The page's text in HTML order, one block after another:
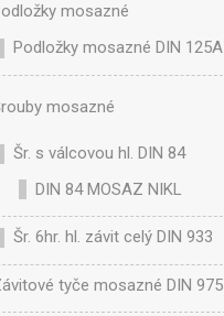
mosazné
Podložky mosazné DIN 125A
mosazné
Šr. s válcovou hl. DIN 84
DIN 84 MOSAZ NIKL
Šr. 6hr. hl. závit celý DIN 933
tyče mosazné DIN 975